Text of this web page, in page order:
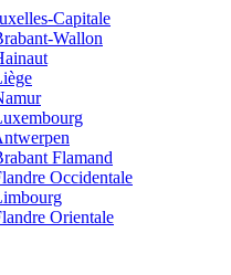
Capitale
Wallon
Flamand
Occidentale
Orientale